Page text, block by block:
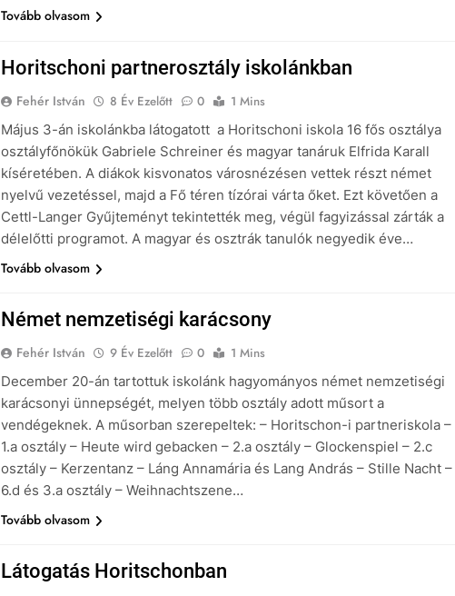
Tovább olvasom
Horitschoni partnerosztály iskolánkban
Fehér István 8 Év Ezelőtt 0
1 Mins
Május 3-án iskolánkba látogatott a Horitschoni iskola 16 fős osztálya
osztályfőnökük Gabriele Schreiner és magyar tanáruk Elfrida Karall
kíséretében. A diákok kisvonatos városnézésen vettek részt német
nyelvű vezetéssel, majd a Fő téren tízórai várta őket. Ezt követően a
Cettl-Langer Gyűjteményt tekintették meg, végül fagyizással zárták a
délelőtti programot. A magyar és osztrák tanulók negyedik éve…
Tovább olvasom
Német nemzetiségi karácsony
Fehér István 9 Év Ezelőtt 0
1 Mins
December 20-án tartottuk iskolánk hagyományos német nemzetiségi
karácsonyi ünnepségét, melyen több osztály adott műsort a
vendégeknek. A műsorban szerepeltek: – Horitschon-i partneriskola –
1.a osztály – Heute wird gebacken – 2.a osztály – Glockenspiel – 2.c
osztály – Kerzentanz – Láng Annamária és Lang András – Stille Nacht –
6.d és 3.a osztály – Weihnachtszene…
Tovább olvasom
Látogatás Horitschonban